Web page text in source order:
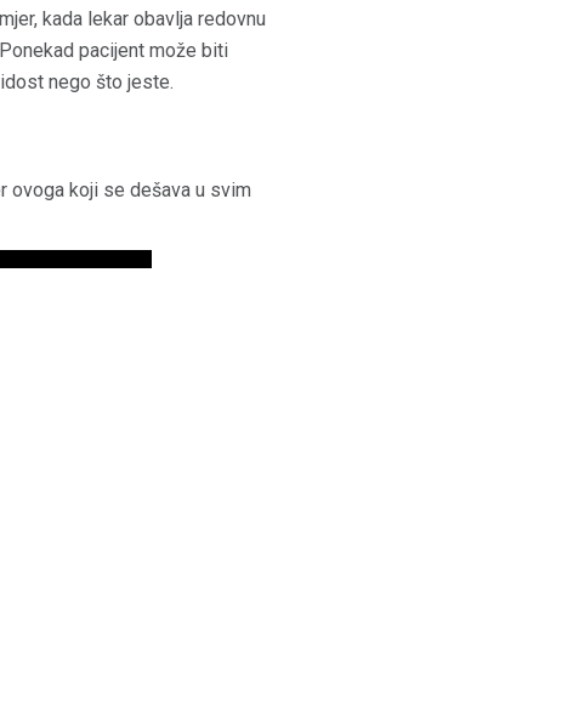
kada lekar obavlja redovnu
pacijent može biti
nego što jeste.
ovoga koji se dešava u svim